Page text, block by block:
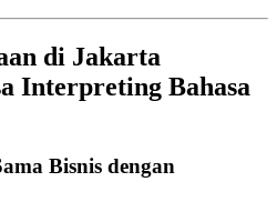
di Jakarta
Interpreting Bahasa
Bisnis dengan